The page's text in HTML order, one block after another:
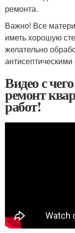
ремонта.
Важно! Все
иметь хорошую
желательно
Видео с
ремонт
работ!